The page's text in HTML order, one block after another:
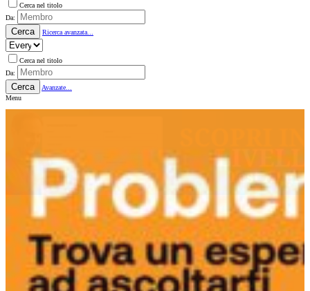
Cerca nel titolo
Da:
Cerca Ricerca avanzata...
Cerca nel titolo
Da:
Cerca
Avanzate...
Menu